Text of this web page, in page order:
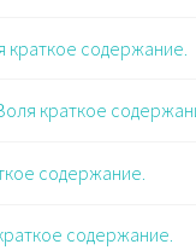
содержание.
краткое
содержание.
содержание.